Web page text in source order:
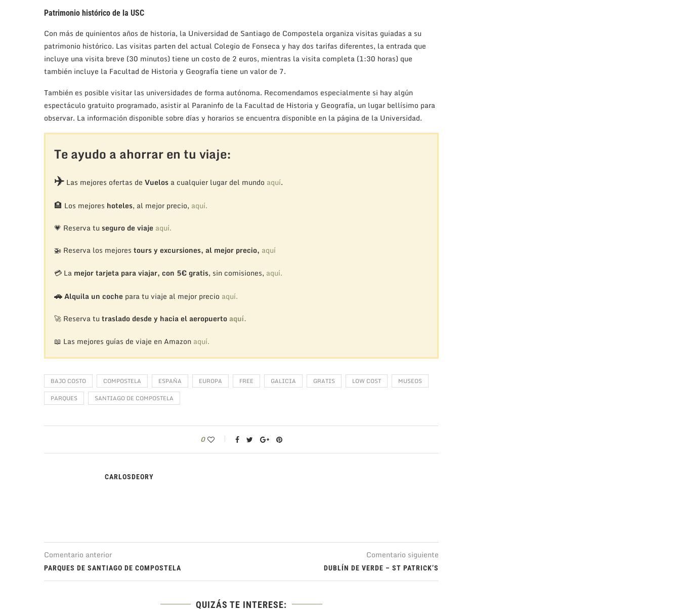
Patrimonio histórico de la USC
Con más de quinientos años de historia, la Universidad de Santiago de Compostela organiza visitas guiadas a su
patrimonio histórico. Las visitas parten del actual Colegio de Fonseca y hay dos tarifas diferentes, la entrada que
incluye una visita breve (30 minutos) tiene un costo de 2 euros, mientras la visita completa (1:30 horas) que
también incluye la Facultad de Historia y Geografía tiene un valor de 7.
También es posible visitar las universidades de forma autónoma. Recomendamos especialmente si hay algún
espectáculo gratuito programado, asistir al Paraninfo de la Facultad de Historia y Geografía, un lugar bellísimo para
observar. La información disponible sobre días y horarios se encuentra disponible en la página de la Universidad.
Te ayudo a ahorrar en tu viaje:
✈️Las mejores ofertas de Vuelosa cualquier lugar del mundo aquí.
🏨 Los mejores hoteles, al mejor precio, aquí.
💗 Reserva tu seguro de viaje aquí.
🚁 Reserva los mejores tours y excursiones, al mejor precio, aquí
💳 La mejor tarjeta para viajar, con 5€ gratis, sin comisiones, aquí.
🚗Alquila un coche para tu viaje al mejor precio aquí.
🚀 Reserva tu traslado desde y hacia el aeropuerto aquí.
📖 Las mejores guías de viaje en Amazon aquí.
BAJO COSTO COMPOSTELA ESPAÑA EUROPA FREE GALICIA GRATIS LOW COST
MUSEOS
PARQUES
SANTIAGO DE COMPOSTELA
0
CARLOSDEORY
Comentario anterior
PARQUES DE SANTIAGO DE COMPOSTELA
Comentario siguiente
DUBLÍN DE VERDE – ST PATRICK’S
QUIZÁS TE INTERESE: